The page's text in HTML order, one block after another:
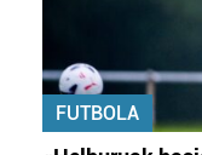
FUTBOLA